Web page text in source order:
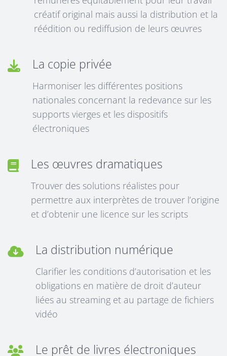
créatif original mais aussi la distribution et la
réédition ou rediffusion de leurs œuvres
La copie privée
Harmoniser les différentes positions
nationales concernant la redevance sur les
supports vierges et les dispositifs
électroniques
Les œuvres dramatiques
Trouver des solutions réalistes pour
permettre aux interprètes de trouver l’origine
et d’obtenir une licence sur les scripts
La distribution numérique
Clarifier les conditions d’autorisation et les
obligations en matière de droit d’auteur
liées au streaming et au partage de fichiers
vidéo
Le prêt de livres électroniques